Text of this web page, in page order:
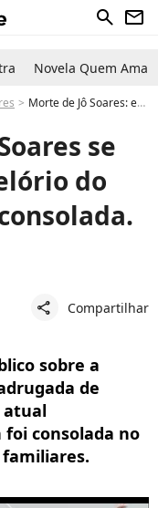
search newsletter
Novela Quem Ama
Morte de Jô Soares: ex-mulher do apresentador é consolada durante velório. Fotos!
se
do
share Compartilhar
sobre a
de
atual
consolada no